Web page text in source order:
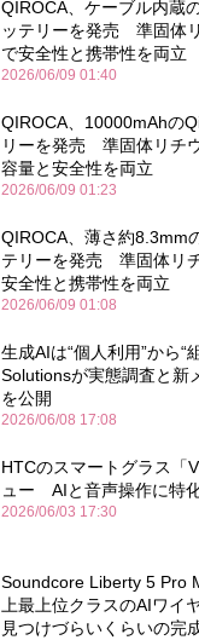
QIROCA、ケーブル内蔵
ッテリーを発売 準固体
で安全性と携帯性を両立
2026/06/09 01:40
QIROCA、10000mAhの
リーを発売 準固体リチ
容量と安全性を両立
2026/06/09 01:23
QIROCA、薄さ約8.3mm
テリーを発売 準固体リ
安全性と携帯性を両立
2026/06/09 01:08
生成AIは“個人利用”から
Solutionsが実態調査と新
を公開
2026/06/08 17:08
HTCのスマートグラス「
ュー AIと音声操作に特
2026/06/03 17:30
Soundcore Liberty 5 Pro
上最上位クラスのAIワイ
見つけづらいくらいの